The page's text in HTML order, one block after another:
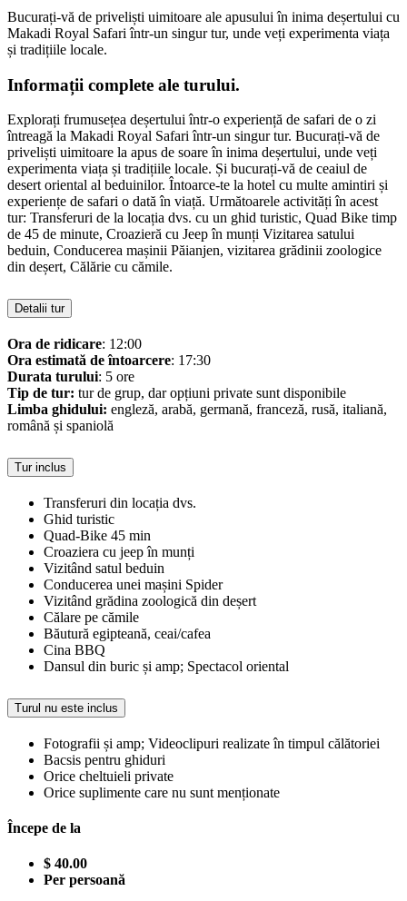
Bucurați-vă de priveliști uimitoare ale apusului în inima deșertului cu
Makadi Royal Safari într-un singur tur, unde veți experimenta viața
și tradițiile locale.
Informații complete ale turului.
Explorați frumusețea deșertului într-o experiență de safari de o zi
întreagă la Makadi Royal Safari într-un singur tur. Bucurați-vă de
priveliști uimitoare la apus de soare în inima deșertului, unde veți
experimenta viața și tradițiile locale. Și bucurați-vă de ceaiul de
desert oriental al beduinilor. Întoarce-te la hotel cu multe amintiri și
experiențe de safari o dată în viață. Următoarele activități în acest
tur: Transferuri de la locația dvs. cu un ghid turistic, Quad Bike timp
de 45 de minute, Croazieră cu Jeep în munți Vizitarea satului
beduin, Conducerea mașinii Păianjen, vizitarea grădinii zoologice
din deșert, Călărie cu cămile.
Detalii tur
Ora de ridicare: 12:00
Ora estimată de întoarcere: 17:30
Durata turului: 5 ore
Tip de tur: tur de grup, dar opțiuni private sunt disponibile
Limba ghidului: engleză, arabă, germană, franceză, rusă, italiană,
română și spaniolă
Tur inclus
Transferuri din locația dvs.
Ghid turistic
Quad-Bike 45 min
Croaziera cu jeep în munți
Vizitând satul beduin
Conducerea unei mașini Spider
Vizitând grădina zoologică din deșert
Călare pe cămile
Băutură egipteană, ceai/cafea
Cina BBQ
Dansul din buric și amp; Spectacol oriental
Turul nu este inclus
Fotografii și amp; Videoclipuri realizate în timpul călătoriei
Bacsis pentru ghiduri
Orice cheltuieli private
Orice suplimente care nu sunt menționate
Începe de la
$ 40.00
Per persoană